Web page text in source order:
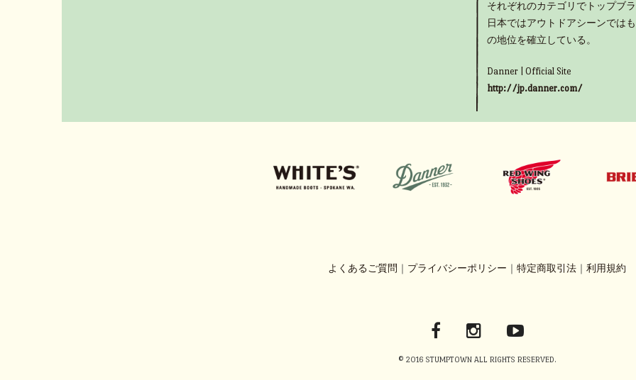
それぞれのカテゴリでトップブ
日本ではアウトドアシーンでは
の地位を確立している。
Danner | Official Site
http://jp.danner.com/
よくあるご質問 プライバシーポリシー 特定商取引法 利用規約
© 2016 STUMPTOWN ALL RIGHTS RESERVED.